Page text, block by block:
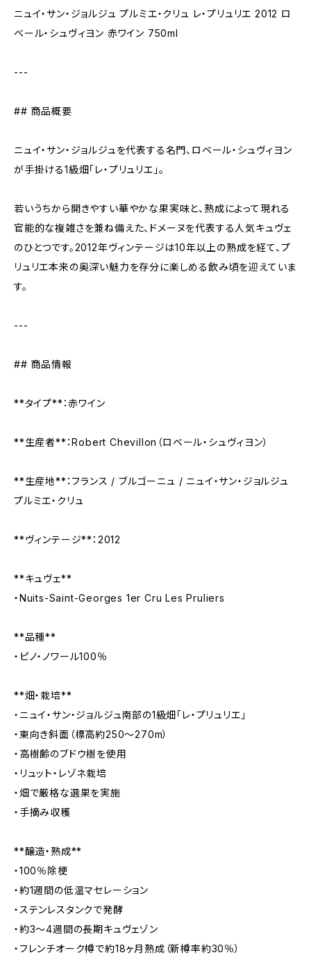
ニュイ・サン・ジョルジュ プルミエ・クリュ レ・プリュリエ 2012 ロ
ベール・シュヴィヨン 赤ワイン 750ml
---
## 商品概要
ニュイ・サン・ジョルジュを代表する名門、ロベール・シュヴィヨン
が手掛ける1級畑「レ・プリュリエ」。
若いうちから開きやすい華やかな果実味と、熟成によって現れる
官能的な複雑さを兼ね備えた、ドメーヌを代表する人気キュヴェ
のひとつです。2012年ヴィンテージは10年以上の熟成を経て、プ
リュリエ本来の奥深い魅力を存分に楽しめる飲み頃を迎えていま
す。
---
## 商品情報
**タイプ**：赤ワイン
**生産者**：Robert Chevillon（ロベール・シュヴィヨン）
**生産地**：フランス / ブルゴーニュ / ニュイ・サン・ジョルジュ
プルミエ・クリュ
**ヴィンテージ**：2012
**キュヴェ**
・Nuits-Saint-Georges 1er Cru Les Pruliers
**品種**
・ピノ・ノワール100％
**畑・栽培**
・ニュイ・サン・ジョルジュ南部の1級畑「レ・プリュリエ」
・東向き斜面（標高約250〜270m）
・高樹齢のブドウ樹を使用
・リュット・レゾネ栽培
・畑で厳格な選果を実施
・手摘み収穫
**醸造・熟成**
・100％除梗
・約1週間の低温マセレーション
・ステンレスタンクで発酵
・約3〜4週間の長期キュヴェゾン
・フレンチオーク樽で約18ヶ月熟成（新樽率約30％）